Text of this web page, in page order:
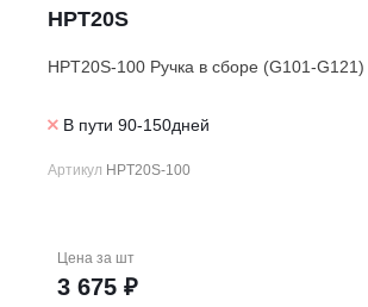
HPT20S
HPT20S-100 Ручка в сборе (G101-
В пути 90-150дней
Артикул HPT20S-100
Цена за шт
3 675 ₽